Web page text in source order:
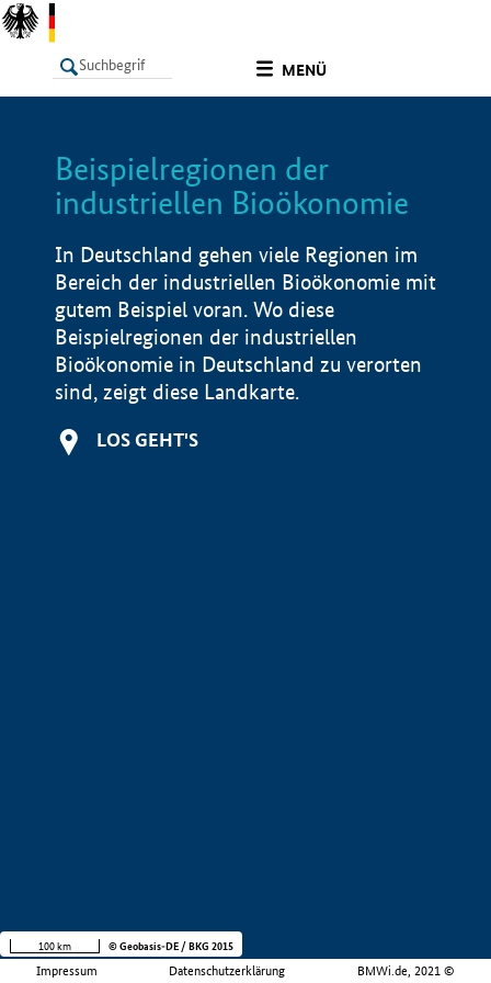
MENÜ
LISTE
Beispielregionen der
industriellen Bioökonomie
In Deutschland gehen viele Regionen im
Bereich der industriellen Bioökonomie mit
gutem Beispiel voran. Wo diese
Beispielregionen der industriellen
Bioökonomie in Deutschland zu verorten
sind, zeigt diese Landkarte.
LOS GEHT'S
Impressum Datenschutzerklärung BMWi.de, 2021 ©
100 km © Geobasis-DE / BKG 2015